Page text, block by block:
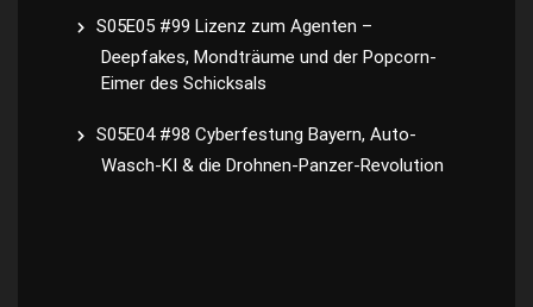
S05E05 #99 Lizenz zum Agenten –
Deepfakes, Mondträume und der Popcorn-
Eimer des Schicksals
S05E04 #98 Cyberfestung Bayern, Auto-
Wasch-KI & die Drohnen-Panzer-Revolution